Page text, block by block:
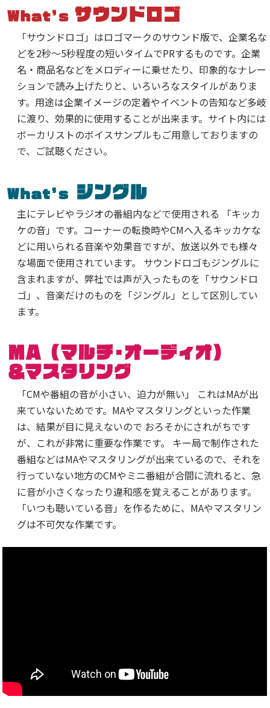
「サウンドロゴ」はロゴマークのサウンド版で、企業名な
どを2秒～5秒程度の短いタイムでPRするものです。企業
名・商品名などをメロディーに乗せたり、印象的なナレー
ションで読み上げたりと、いろいろなスタイルがありま
す。用途は企業イメージの定着やイベントの告知など多岐
に渡り、効果的に使用することが出来ます。サイト内には
ボーカリストのボイスサンプルもご用意しておりますの
で、ご試聴ください。
主にテレビやラジオの番組内などで使用される 「キッカ
ケの音」です。コーナーの転換時やCMへ入るキッカケな
どに用いられる音楽や効果音ですが、放送以外でも様々
な場面で使用されています。 サウンドロゴもジングルに
含まれますが、弊社では声が入ったものを「サウンドロ
ゴ」、音楽だけのものを「ジングル」として区別してい
ます。
「CMや番組の音が小さい、迫力が無い」 これはMAが出
来ていないためです。MAやマスタリングといった作業
は、結果が目に見えないので おろそかにされがちです
が、これが非常に重要な作業です。 キー局で制作された
番組などはMAやマスタリングが出来ているので、それを
行っていない地方のCMやミニ番組が合間に流れると、急
に音が小さくなったり違和感を覚えることがあります。
「いつも聴いている音」を作るために、MAやマスタリン
グは不可欠な作業です。